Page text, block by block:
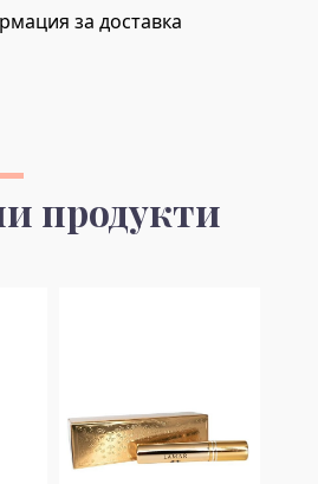
за доставка
продукти